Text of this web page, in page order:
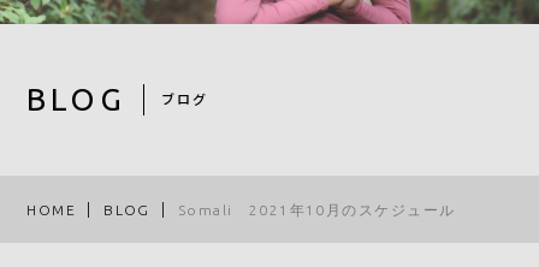
BLOG ブログ
HOME BLOG Somali 2021年10月のスケジュール
GALLERY